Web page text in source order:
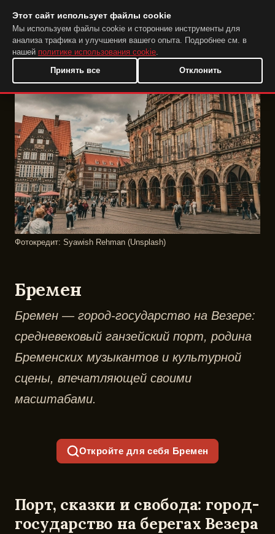
DuckTip.com
Фотокредит: Syawish Rehman (Unsplash)
Бремен
Бремен — город-государство на Везере:
средневековый ганзейский порт, родина
Бременских музыкантов и культурной
сцены, впечатляющей своими
масштабами.
Откройте для себя Бремен
Порт, сказки и свобода: город-
государство на берегах Везера
Этот сайт использует файлы cookie
Мы используем файлы cookie и сторонние инструменты для
анализа трафика и улучшения вашего опыта. Подробнее см. в
нашей политике использования cookie.
Принять все
Отклонить